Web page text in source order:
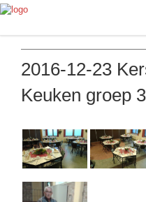
2016-12-23
Keuken groep 3